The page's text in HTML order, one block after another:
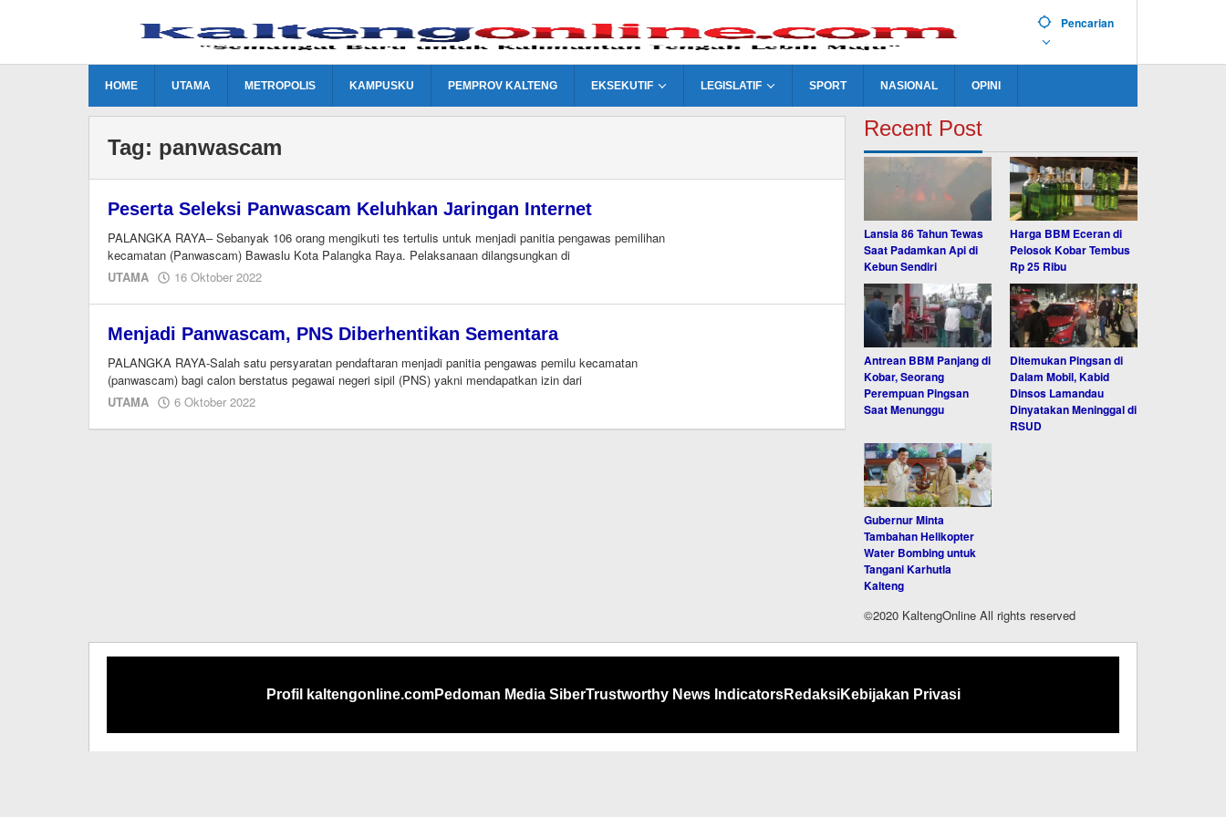
Pencarian
HOME UTAMA METROPOLIS KAMPUSKU PEMPROV KALTENG EKSEKUTIF LEGISLATIF SPORT NASIONAL OPINI
Tag: panwascam
Peserta Seleksi Panwascam Keluhkan Jaringan Internet
PALANGKA RAYA– Sebanyak 106 orang mengikuti tes tertulis untuk menjadi panitia pengawas pemilihan
kecamatan (Panwascam) Bawaslu Kota Palangka Raya. Pelaksanaan dilangsungkan di
UTAMA
16 Oktober 2022
Menjadi Panwascam, PNS Diberhentikan Sementara
PALANGKA RAYA-Salah satu persyaratan pendaftaran menjadi panitia pengawas pemilu kecamatan
(panwascam) bagi calon berstatus pegawai negeri sipil (PNS) yakni mendapatkan izin dari
UTAMA
6 Oktober 2022
Recent Post
Lansia 86 Tahun Tewas
Saat Padamkan Api di
Kebun Sendiri
Harga BBM Eceran di
Pelosok Kobar Tembus
Rp 25 Ribu
Antrean BBM Panjang di
Kobar, Seorang
Perempuan Pingsan
Saat Menunggu
Ditemukan Pingsan di
Dalam Mobil, Kabid
Dinsos Lamandau
Dinyatakan Meninggal di
RSUD
Gubernur Minta
Tambahan Helikopter
Water Bombing untuk
Tangani Karhutla
Kalteng
©2020 KaltengOnline All rights reserved
Profil kaltengonline.comPedoman Media SiberTrustworthy News IndicatorsRedaksiKebijakan Privasi